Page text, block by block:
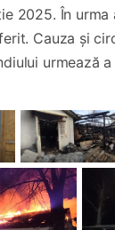
2025. În urma
Cauza și
urmează